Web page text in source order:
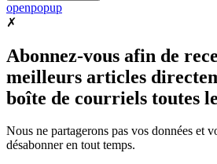
openpopup
✗
Abonnez-vous afin de
meilleurs articles
boîte de courriels toutes
Nous ne partagerons pas vos données et
désabonner en tout temps.